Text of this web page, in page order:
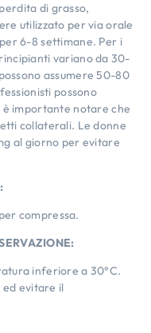
di grasso,
utilizzato per via orale
6-8 settimane. Per i
variano da 30-
assumere 50-80
possono
importante notare che
collaterali. Le donne
al giorno per evitare
compressa.
inferiore a 30°C.
ed evitare il